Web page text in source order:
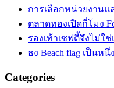
การเลือกหน่วยงาน
ตลาดทองเปิดกี่โมง
รองเท้าเซฟตี้จึงไม่ใ
ธง Beach flag เป็นห
Categories